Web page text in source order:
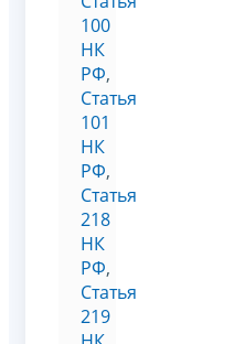
100
НК
РФ,
Статья
101
НК
РФ,
Статья
218
НК
РФ,
Статья
219